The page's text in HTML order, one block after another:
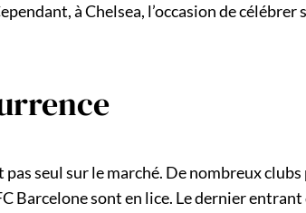
à Chelsea, l’occasion de célébrer
seul sur le marché. De nombreux
Barcelone sont en lice. Le dernier